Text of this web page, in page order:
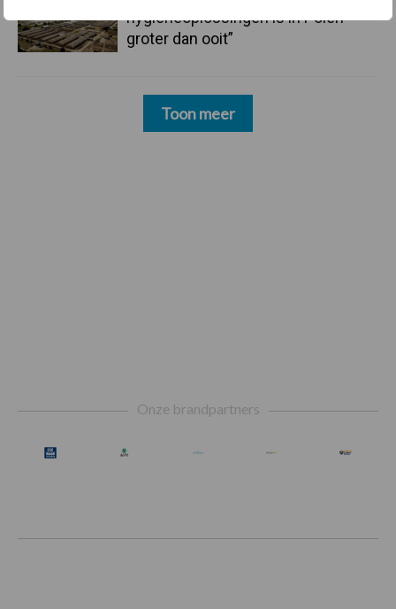
hygieneoplossingen is in Polen
groter dan ooit”
Toon meer
Onze brandpartners